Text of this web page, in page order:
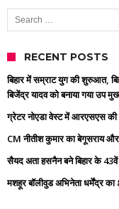
Search for:
RECENT POSTS
बिहार में सम्राट युग की शुरुआत,
बिजेंद्र यादव को बनाया गया उप
ग्रेटर नोएडा वेस्ट में आरएसएस की
CM नीतीश कुमार का बेगूसराय
सैयद अता हसनैन बने बिहार के
मशहूर बॉलीवुड अभिनेता धर्मेंद्र